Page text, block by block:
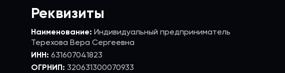
Реквизиты
Наименование: Индивидуальный предприниматель
Терехова Вера Сергеевна
ИНН: 631607041823
ОГРНИП: 320631300070933